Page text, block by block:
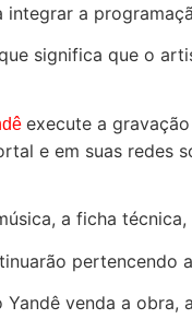
integrar a
significa que o
execute a
e em suas redes
a ficha
pertencendo
venda a